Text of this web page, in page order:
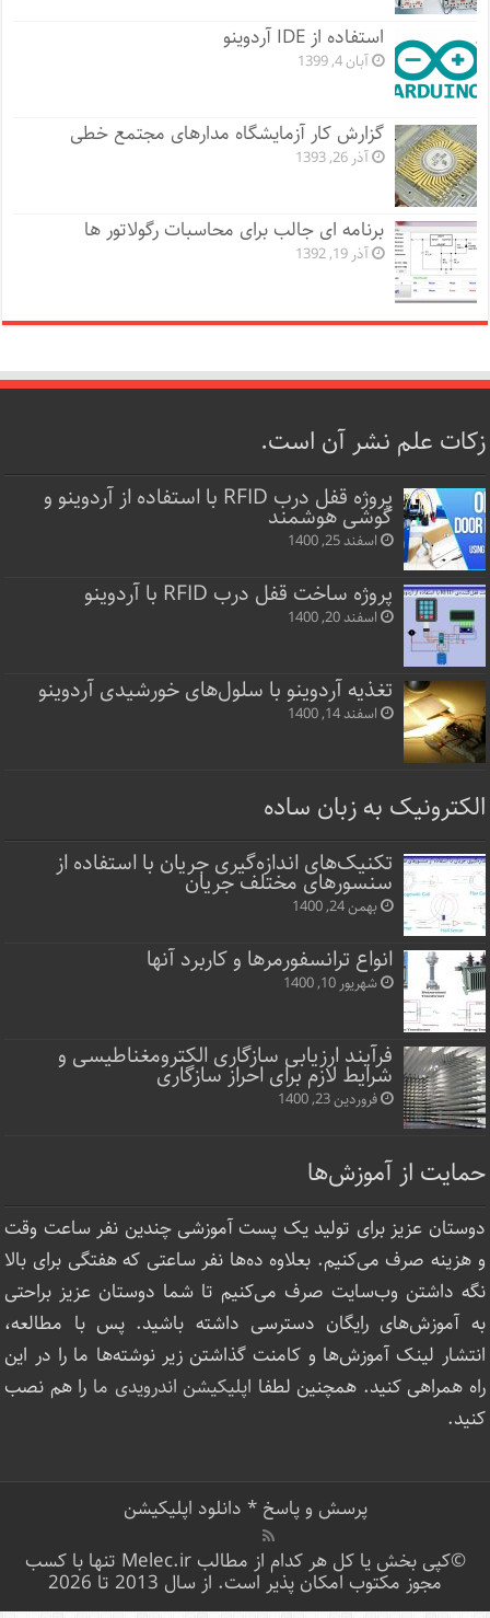
استفاده از IDE آردوینو
آبان 4, 1399
گزارش کار آزمایشگاه مدارهای مجتمع خطی
آذر 26, 1393
برنامه ای جالب برای محاسبات رگولاتور ها
آذر 19, 1392
زکات علم نشر آن است.
پروژه قفل‌ درب RFID با استفاده از آردوینو و
گوشی هوشمند
اسفند 25, 1400
پروژه ساخت قفل‌ درب RFID با آردوینو
اسفند 20, 1400
تغذیه آردوینو با سلول‌های خورشیدی آردوینو
اسفند 14, 1400
الکترونیک به زبان ساده
تکنیک‌های اندازه‌گیری جریان با استفاده از
سنسورهای مختلف جریان
بهمن 24, 1400
انواع ترانسفورمرها و کاربرد آنها
شهریور 10, 1400
فرآیند ارزیابی سازگاری الکترومغناطیسی و
شرایط لازم برای احراز سازگاری
فروردین 23, 1400
حمایت از آموزش‌ها
دوستان عزیز برای تولید یک پست آموزشی چندین نفر ساعت‌ وقت
و هزینه صرف می‌کنیم. بعلاوه ده‌ها نفر ساعتی که هفتگی برای بالا
نگه داشتن وب‌سایت صرف ‌می‌کنیم تا شما دوستان عزیز براحتی
به آموزش‌های رایگان دسترسی داشته باشید. پس با مطالعه،
انتشار لینک‌ آموزش‌ها و کامنت گذاشتن زیر نوشته‌‌ها ما را در این
راه همراهی کنید. همچنین لطفا اپلیکیشن اندرویدی ما را هم نصب
کنید.
پرسش و پاسخ* دانلود اپلیکیشن
©کپی بخش یا کل هر کدام از مطالب Melec.ir تنها با کسب
مجوز مکتوب امکان پذیر است. از سال 2013 تا 2026